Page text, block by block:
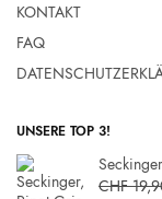
KONTAKT
FAQ
UNSERE TOP 3!
CHF